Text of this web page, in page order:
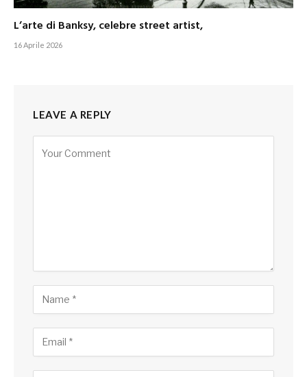
L’arte di Banksy, celebre street artist,
16 Aprile 2026
LEAVE A REPLY